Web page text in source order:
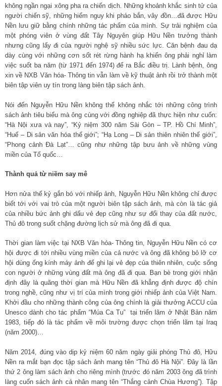
không ngần ngại xông pha ra chiến dịch. Những khoảnh khắc sinh tử của
người chiến sỹ, những hiểm nguy khi pháo bắn, vây đồn…đã được Hữu
Nền lưu giữ bằng chính những tác phẩm của mình. Sự trải nghiệm của
một phóng viên ở vùng đất Tây Nguyên giúp Hữu Nền trưởng thành
nhưng cũng lấy đi của người nghệ sỹ nhiều sức lực. Căn bệnh đau dạ
dày cùng với những cơn sốt rét rừng hành hạ khiến ông phải nghỉ làm
việc suốt ba năm (từ 1971 đến 1974) để ra Bắc điều trị. Lành bệnh, ông
xin về NXB Văn hóa- Thông tin vẫn làm về kỹ thuật ảnh rồi trở thành một
biên tập viên uy tín trong làng biên tập sách ảnh.
Nói đến Nguyễn Hữu Nền không thể không nhắc tới những công trình
sách ảnh tiêu biểu mà ông cùng với đồng nghiệp đã thực hiện như cuốn:
“Hà Nội xưa và nay”, “Kỷ niệm 300 năm Sài Gòn – TP. Hồ Chí Minh”,
“Huế – Di sản văn hóa thế giới”; “Hạ Long – Di sản thiên nhiên thế giới”,
“Phong cảnh Đà Lạt”… cũng như những tập bưu ảnh về những vùng
miền của Tổ quốc…
Thành quả từ niềm say mê
Hơn nửa thế kỷ gắn bó với nhiếp ảnh, Nguyễn Hữu Nền không chỉ được
biết tới với vai trò của một người biên tập sách ảnh, mà còn là tác giả
của nhiều bức ảnh ghi dấu vẻ đẹp cũng như sự đổi thay của đất nước,
Thủ đô trong suốt chặng đường lịch sử mà ông đã đi qua.
Thời gian làm việc tại NXB Văn hóa- Thông tin, Nguyễn Hữu Nền có cơ
hội được đi tới nhiều vùng miền của cả nước và ông đã không bỏ lỡ cơ
hội dùng ống kính máy ảnh để ghi lại vẻ đẹp của thiên nhiên, cuộc sống
con người ở những vùng đất mà ông đã đi qua. Bạn bè trong giới nhận
định đây là quãng thời gian mà Hữu Nền đã khẳng định được độ chín
trong nghề, cũng như vị trí của mình trong giới nhiếp ảnh của Việt Nam.
Khởi đầu cho những thành công của ông chính là giải thưởng ACCU của
Unesco dành cho tác phẩm “Múa Ca Tu” tại triển lãm ở Nhật Bản năm
1983, tiếp đó là tác phẩm về môi trường được chọn triển lãm tại Iraq
(năm 2000)…
Năm 2014, đúng vào dịp kỷ niệm 60 năm ngày giải phóng Thủ đô, Hữu
Nền ra mắt bạn đọc tập sách ảnh mang tên “Thủ đô Hà Nội”. Đây là lần
thứ 2 ông làm sách ảnh cho riêng mình (trước đó năm 2003 ông đã trình
làng cuốn sách ảnh cá nhân mang tên “Thắng cảnh Chùa Hương”). Tập